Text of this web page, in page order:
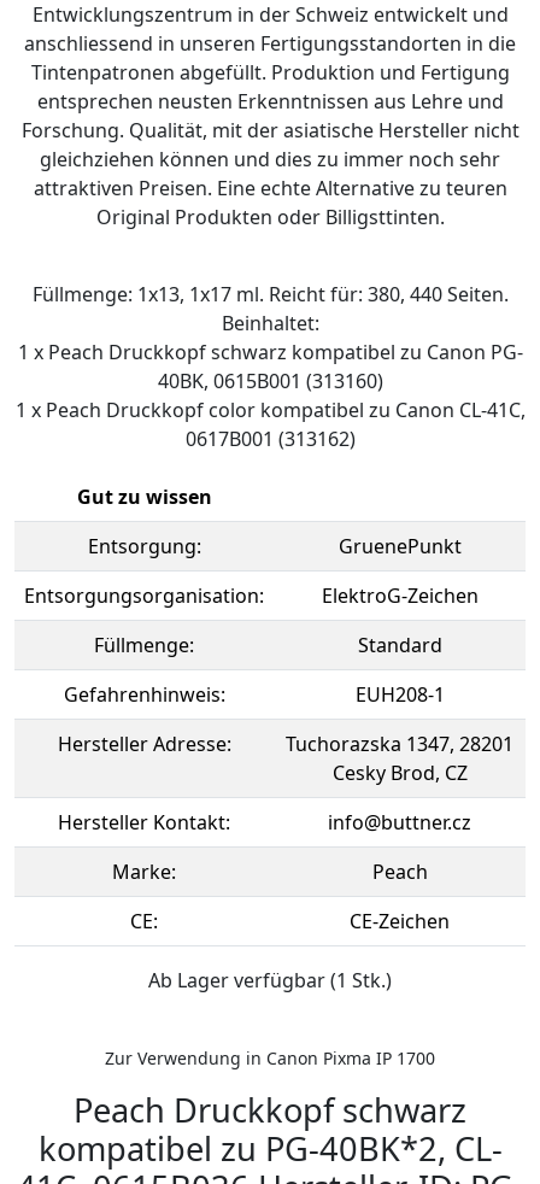
Entwicklungszentrum in der Schweiz entwickelt und
anschliessend in unseren Fertigungsstandorten in die
Tintenpatronen abgefüllt. Produktion und Fertigung
entsprechen neusten Erkenntnissen aus Lehre und
Forschung. Qualität, mit der asiatische Hersteller nicht
gleichziehen können und dies zu immer noch sehr
attraktiven Preisen. Eine echte Alternative zu teuren
Original Produkten oder Billigsttinten.
Füllmenge: 1x13, 1x17 ml. Reicht für: 380, 440 Seiten.
Beinhaltet:
1 x Peach Druckkopf schwarz kompatibel zu Canon PG-
40BK, 0615B001 (313160)
1 x Peach Druckkopf color kompatibel zu Canon CL-41C,
0617B001 (313162)
Gut zu wissen
Entsorgung:
GruenePunkt
Entsorgungsorganisation:
ElektroG-Zeichen
Füllmenge:
Standard
Gefahrenhinweis:
EUH208-1
Hersteller Adresse:
Tuchorazska 1347, 28201
Cesky Brod, CZ
Hersteller Kontakt:
info@buttner.cz
Marke:
Peach
CE:
CE-Zeichen
Ab Lager verfügbar (1 Stk.)
Zur Verwendung in Canon Pixma IP 1700
Peach Druckkopf schwarz
kompatibel zu PG-40BK*2, CL-